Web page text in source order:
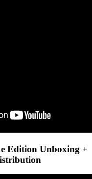
Edition Unboxing +